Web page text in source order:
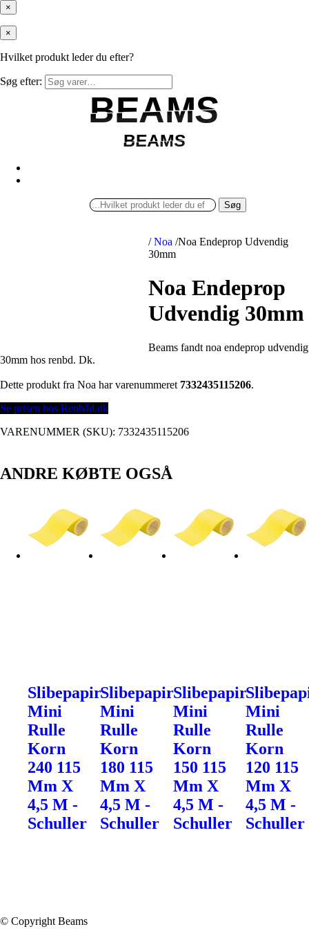
×
×
Hvilket produkt leder du efter?
Søg efter:
BEAMS
BEAMS
BEAMS
BEAMS
Søg
/ Noa /Noa Endeprop Udvendig
30mm
Noa Endeprop
Udvendig 30mm
Beams fandt noa endeprop udvendig
30mm hos renbd. Dk.
Dette produkt fra Noa har varenummeret 7332435115206.
Se prisen hos Renbåd.dk
VARENUMMER (SKU): 7332435115206
ANDRE KØBTE OGSÅ
Slibepapir
Mini
Rulle
Korn
240 115
Mm X
4,5 M -
Schuller
Slibepapir
Mini
Rulle
Korn
180 115
Mm X
4,5 M -
Schuller
Slibepapir
Mini
Rulle
Korn
150 115
Mm X
4,5 M -
Schuller
Mini
Rulle
Korn
120 115
Mm X
4,5 M -
Schuller
© Copyright Beams